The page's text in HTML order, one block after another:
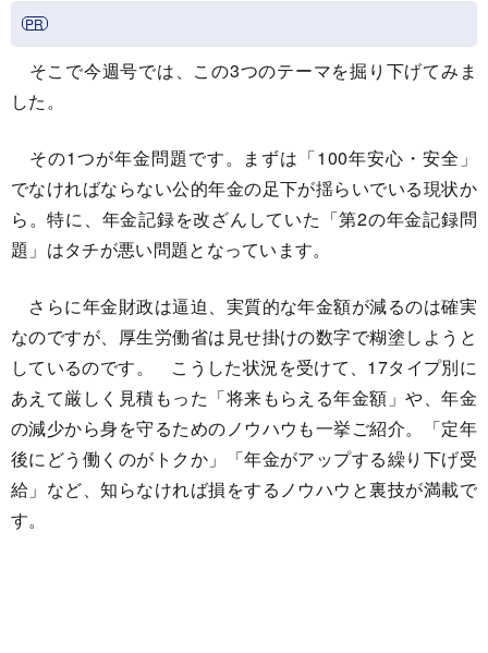
そこで今週号では、この3つのテーマを掘り下げてみま
した。
その1つが年金問題です。まずは「100年安心・安全」
でなければならない公的年金の足下が揺らいでいる現状か
ら。特に、年金記録を改ざんしていた「第2の年金記録問
題」はタチが悪い問題となっています。
さらに年金財政は逼迫、実質的な年金額が減るのは確実
なのですが、厚生労働省は見せ掛けの数字で糊塗しようと
しているのです。 こうした状況を受けて、17タイプ別に
あえて厳しく見積もった「将来もらえる年金額」や、年金
の減少から身を守るためのノウハウも一挙ご紹介。「定年
後にどう働くのがトクか」「年金がアップする繰り下げ受
給」など、知らなければ損をするノウハウと裏技が満載で
す。